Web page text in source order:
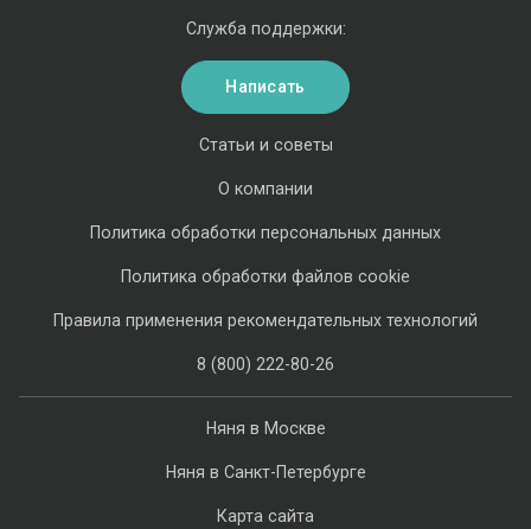
Няня в Москве
Няня в Санкт-Петербурге
Карта сайта
Статьи и советы
О компании
Политика обработки персональных данных
Политика обработки файлов cookie
Правила применения рекомендательных технологий
8 (800) 222-80-26
Служба поддержки:
Написать